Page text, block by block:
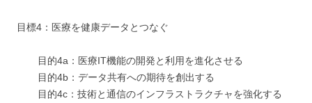
目標4：医療を健康データとつなぐ
目的4a：医療IT機能の開発と利用を進化させる
目的4b：データ共有への期待を創出する
目的4c：技術と通信のインフラストラクチャを強化する